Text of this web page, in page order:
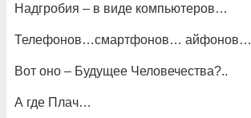
Надгробия – в виде компьютеров…
Телефонов…смартфонов… айфонов…
Вот оно – Будущее Человечества?..
А где Плач…